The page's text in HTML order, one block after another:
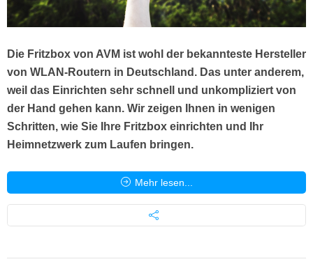
Die Fritzbox von AVM ist wohl der bekannteste Hersteller
von WLAN-Routern in Deutschland. Das unter anderem,
weil das Einrichten sehr schnell und unkompliziert von
der Hand gehen kann. Wir zeigen Ihnen in wenigen
Schritten, wie Sie Ihre Fritzbox einrichten und Ihr
Heimnetzwerk zum Laufen bringen.
Mehr lesen...